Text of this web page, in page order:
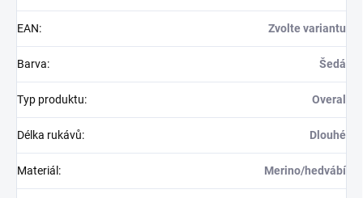
EAN: Zvolte variantu
Barva: Šedá
Typ produktu: Overal
Délka rukávů: Dlouhé
Materiál : Merino/hedvábí